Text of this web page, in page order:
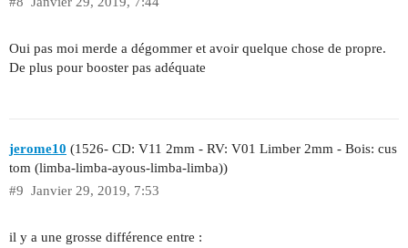
Oui pas moi merde a dégommer et avoir quelque chose de propre.
De plus pour booster pas adéquate
jerome10 (1526- CD: V11 2mm - RV: V01 Limber 2mm - Bois: cus
tom (limba-limba-ayous-limba-limba))
Janvier 29, 2019, 7:53
#9
il y a une grosse différence entre :